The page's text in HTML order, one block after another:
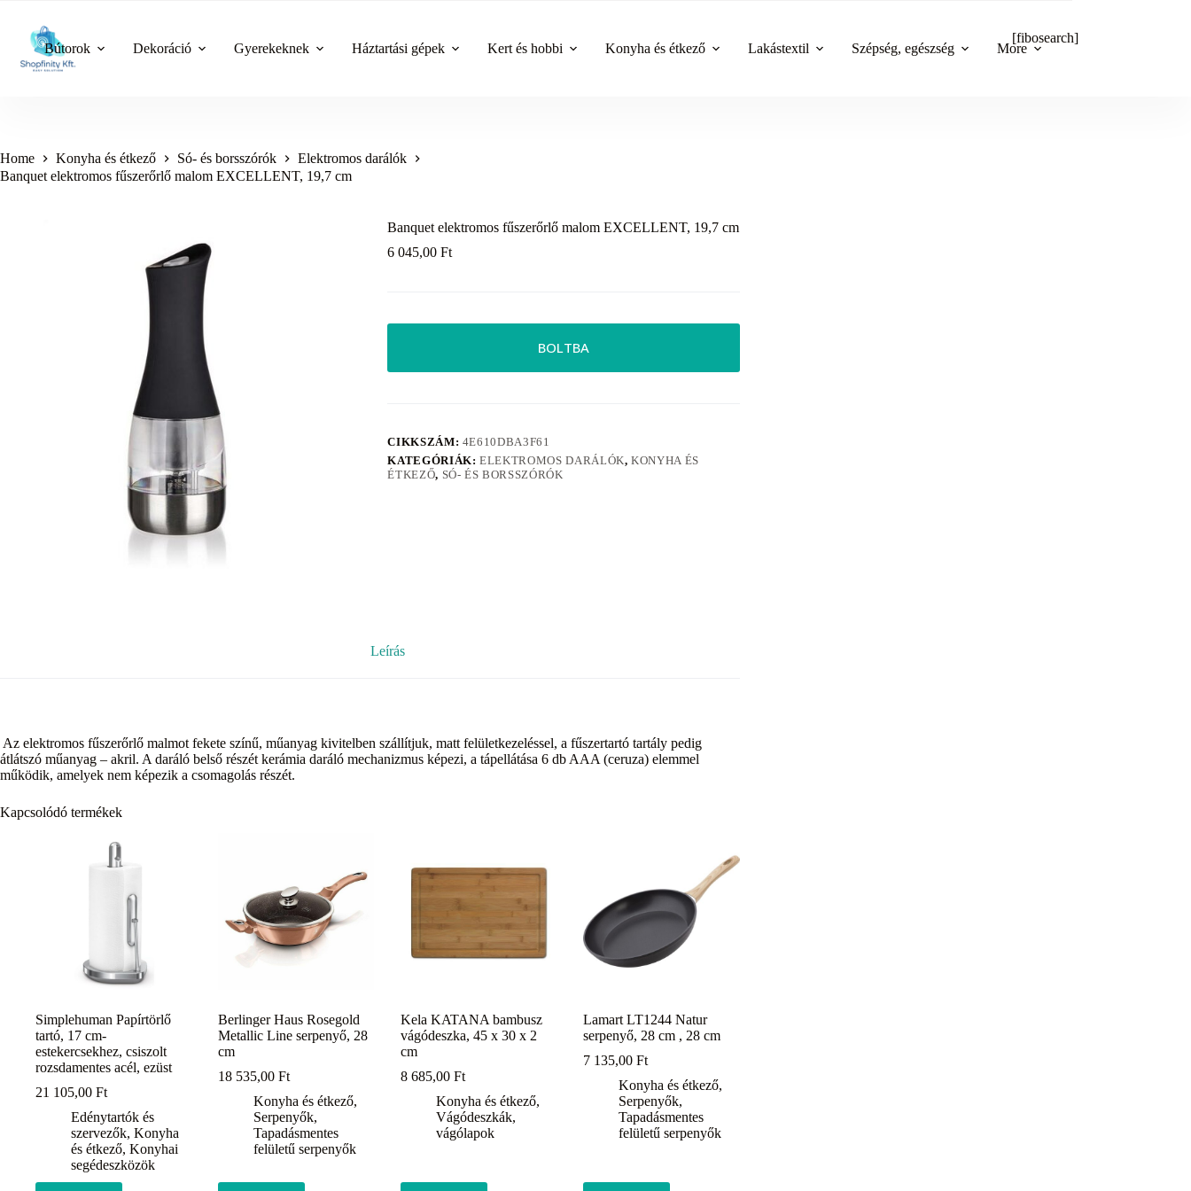
content
Bútorok Dekoráció Gyerekeknek Háztartási gépek Kert és hobbi Konyha és étkező Lakástextil Szépség, egészség More
[fibosearch]
Home Konyha és étkező Só- és borsszórók
Elektromos darálók
Banquet elektromos fűszerőrlő malom EXCELLENT, 19,7 cm
Banquet elektromos fűszerőrlő malom EXCELLENT, 19,7 cm
6 045,00Ft
BOLTBA
CIKKSZÁM: 4E610DBA3F61
KATEGÓRIÁK:ELEKTROMOS DARÁLÓK,KONYHA ÉS
ÉTKEZŐ, SÓ- ÉS BORSSZÓRÓK
Leírás
Az elektromos fűszerőrlő malmot fekete színű, műanyag kivitelben szállítjuk, matt felületkezeléssel, a fűszertartó tartály pedig
átlátszó műanyag – akril. A daráló belső részét kerámia daráló mechanizmus képezi, a tápellátása 6 db AAA (ceruza) elemmel
működik, amelyek nem képezik a csomagolás részét.
Kapcsolódó termékek
Simplehuman Papírtörlő
tartó, 17 cm-
estekercsekhez, csiszolt
rozsdamentes acél, ezüst
21 105,00 Ft
Edénytartók és
szervezők, Konyha
és étkező, Konyhai
segédeszközök
Berlinger Haus Rosegold
Metallic Line serpenyő, 28
cm
18 535,00Ft
Konyha és étkező,
Serpenyők,
Tapadásmentes
felületű serpenyők
Kela KATANA bambusz
vágódeszka, 45 x 30 x 2
cm
8 685,00Ft
Konyha és étkező,
Vágódeszkák,
vágólapok
Lamart LT1244 Natur
serpenyő, 28 cm , 28 cm
7 135,00Ft
Konyha és étkező,
Serpenyők,
Tapadásmentes
felületű serpenyők